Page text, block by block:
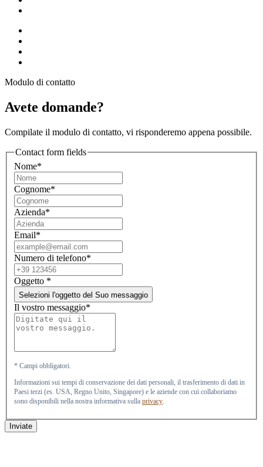
Modulo di contatto
Avete domande?
Compilate il modulo di contatto, vi risponderemo appena possibile.
Contact form fields
Nome*
Cognome*
Azienda*
Email*
Numero di telefono*
Oggetto *
Selezioni l'oggetto del Suo messaggio
Il vostro messaggio*
* Campi obbligatori.
Informazioni sui tempi di conservazione dei dati personali, il trasferimento di dati in
Paesi terzi (es. USA, Regno Unito, Singapore) e le aziende con cui collaboriamo
sono disponibili nella nostra informativa sulla privacy
Inviate